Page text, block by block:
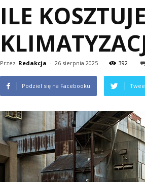
ILE
Przez Redakcja - 26 sierpnia 2025 392
Podziel się na Facebooku